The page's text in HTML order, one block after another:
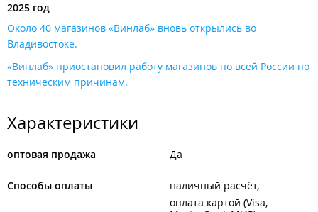
2025 год
Около 40 магазинов «Винлаб» вновь открылись во
Владивостоке.
«Винлаб» приостановил работу магазинов по всей России по
техническим причинам.
Характеристики
оптовая продажа Да
Способы оплаты
наличный расчёт
оплата картой (Visa,